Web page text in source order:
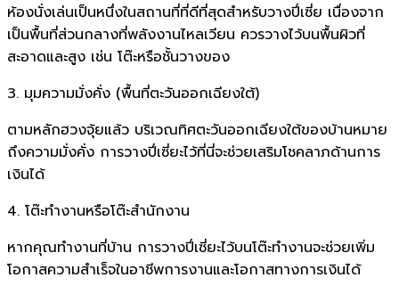
ห้องนั่งเล่นเป็นหนึ่งในสถานที่ที่ดีที่สุดสำหรับวางปี่เซี่ย เนื่องจาก
เป็นพื้นที่ส่วนกลางที่พลังงานไหลเวียน ควรวางไว้บนพื้นผิวที่
สะอาดและสูง เช่น โต๊ะหรือชั้นวางของ
3. มุมความมั่งคั่ง (พื้นที่ตะวันออกเฉียงใต้)
ตามหลักฮวงจุ้ยแล้ว บริเวณทิศตะวันออกเฉียงใต้ของบ้านหมาย
ถึงความมั่งคั่ง การวางปี่เซี่ยะไว้ที่นี่จะช่วยเสริมโชคลาภด้านการ
เงินได้
4. โต๊ะทำงานหรือโต๊ะสำนักงาน
หากคุณทำงานที่บ้าน การวางปี่เซี่ยะไว้บนโต๊ะทำงานจะช่วยเพิ่ม
โอกาสความสำเร็จในอาชีพการงานและโอกาสทางการเงินได้